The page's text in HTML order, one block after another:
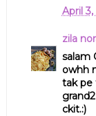
April
zila
salam
owhh
tak pe
ckit.:)